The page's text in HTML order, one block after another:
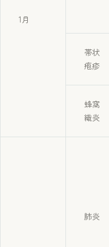
1月
帯状
疱疹
蜂窩
織炎
肺炎